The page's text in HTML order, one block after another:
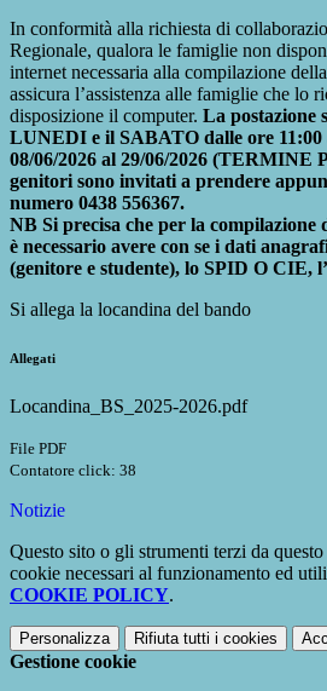
In conformità alla richiesta di
Regionale, qualora le famiglie non
internet necessaria alla compilazione
assicura l’assistenza alle famiglie che lo
disposizione il computer. La postazione
LUNEDI e il SABATO dalle ore 11:00
08/06/2026 al 29/06/2026 (TERMINE
genitori sono invitati a prendere
numero 0438 556367.
NB Si precisa che per la
è necessario avere con se i dati
(genitore e studente), lo SPID O CIE,
Si allega la locandina del bando
Allegati
Locandina_BS_2025-2026.pdf
File PDF
Contatore click: 38
Notizie
Questo sito o gli strumenti terzi da
cookie necessari al funzionamento ed
COOKIE POLICY.
Personalizza Rifiuta tutti i cookies
Gestione cookie